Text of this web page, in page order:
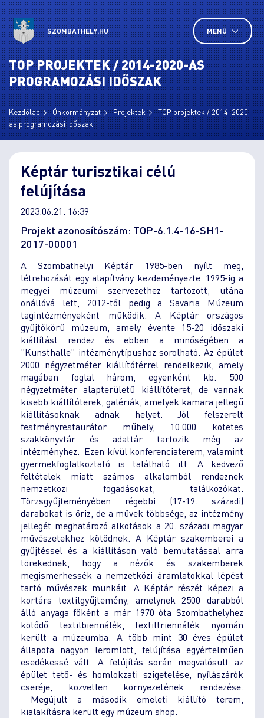
SZOMBATHELY.HU MENÜ
TOP PROJEKTEK / 2014-2020-AS
PROGRAMOZÁSI IDŐSZAK
Kezdőlap Önkormányzat Projektek
TOP projektek / 2014-2020-
as programozási időszak
Képtár turisztikai célú
felújítása
2023.06.21. 16:39
Projekt azonosítószám: TOP-6.1.4-16-SH1-
2017-00001
A Szombathelyi Képtár 1985-ben nyílt meg,
létrehozását egy alapítvány kezdeményezte. 1995-ig a
megyei múzeumi szervezethez tartozott, utána
önállóvá lett, 2012-től pedig a Savaria Múzeum
tagintézményeként működik. A Képtár országos
gyűjtőkörű múzeum, amely évente 15-20 időszaki
kiállítást rendez és ebben a minőségében a
"Kunsthalle" intézménytípushoz sorolható. Az épület
2000 négyzetméter kiállítótérrel rendelkezik, amely
magában foglal három, egyenként kb. 500
négyzetméter alapterületű kiállítóteret, de vannak
kisebb kiállítóterek, galériák, amelyek kamara jellegű
kiállításoknak adnak helyet. Jól felszerelt
festményrestaurátor műhely, 10.000 kötetes
szakkönyvtár és adattár tartozik még az
intézményhez. Ezen kívül konferenciaterem, valamint
gyermekfoglalkoztató is található itt. A kedvező
feltételek miatt számos alkalomból rendeznek
nemzetközi fogadásokat, találkozókat.
Törzsgyűjteményében régebbi (17-19. századi)
darabokat is őriz, de a művek többsége, az intézmény
jellegét meghatározó alkotások a 20. századi magyar
művészetekhez kötődnek. A Képtár szakemberei a
gyűjtéssel és a kiállításon való bemutatással arra
törekednek, hogy a nézők és szakemberek
megismerhessék a nemzetközi áramlatokkal lépést
tartó művészek munkáit. A Képtár részét képezi a
kortárs textilgyűjtemény, amelynek 2500 darabból
álló anyaga főként a már 1970 óta Szombathelyhez
kötődő textilbiennálék, textiltriennálék nyomán
került a múzeumba. A több mint 30 éves épület
állapota nagyon leromlott, felújítása egyértelműen
esedékessé vált. A felújítás során megvalósult az
épület tető- és homlokzati szigetelése, nyílászárók
cseréje, közvetlen környezetének rendezése.
Megújult a második emeleti kiállító terem,
kialakításra került egy múzeum shop.